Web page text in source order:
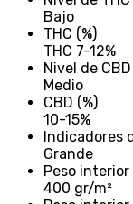
Bajo
THC (%)
THC 7-12%
Nivel de CBD
Medio
CBD (%)
10-15%
Indicadores
Grande
Peso interior
400 gr/m²